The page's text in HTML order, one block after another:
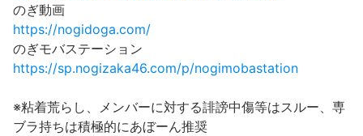
のぎ動画
https://nogidoga.com/
のぎモバステーション
https://sp.nogizaka46.com/p/nogimobastation
※粘着荒らし、メンバーに対する誹謗中傷等はスルー、専
ブラ持ちは積極的にあぼーん推奨